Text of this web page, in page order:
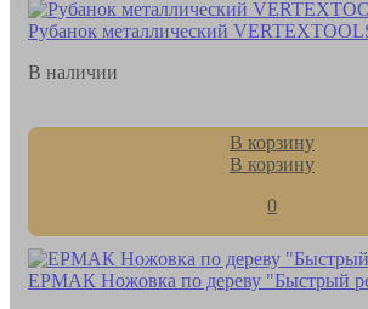
Рубанок металлический
В наличии
В корзину
В корзину
0
ЕРМАК Ножовка по дереву "Быстрый